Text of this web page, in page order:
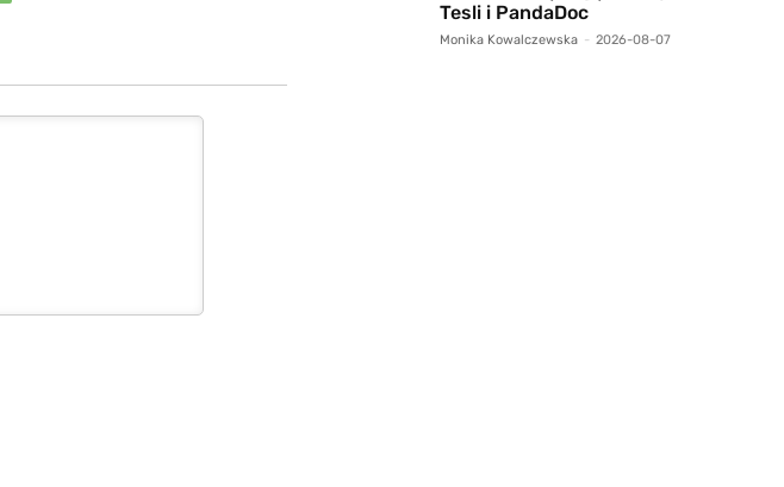
Tesli i PandaDoc
Monika Kowalczewska - 2026-08-07